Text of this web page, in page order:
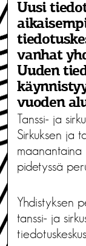
Uusi
vanhat
Uuden
vuoden
Tanssi- ja
Sirkuksen ja
pidetyssä
Yhdistyksen
tanssi- ja